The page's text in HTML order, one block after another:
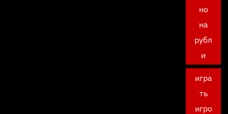
но
на
рубл
и
игра
ть
игро